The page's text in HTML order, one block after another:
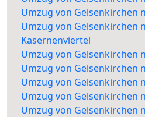
Umzug von Gelsenkirchen
Umzug von Gelsenkirchen
Kasernenviertel
Umzug von Gelsenkirchen
Umzug von Gelsenkirchen
Umzug von Gelsenkirchen
Umzug von Gelsenkirchen
Umzug von Gelsenkirchen